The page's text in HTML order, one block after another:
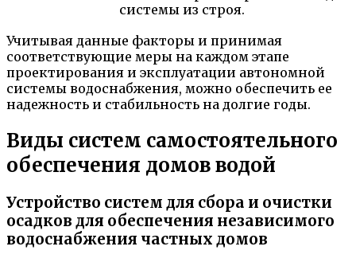
системы из строя.
Учитывая данные факторы и принимая
соответствующие меры на каждом этапе
проектирования и эксплуатации автономной
системы водоснабжения, можно обеспечить ее
надежность и стабильность на долгие годы.
Виды систем самостоятельного
обеспечения домов водой
Устройство систем для сбора и очистки
осадков для обеспечения независимого
водоснабжения частных домов